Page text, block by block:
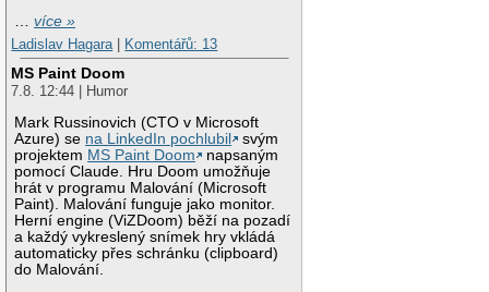
…více »
Ladislav Hagara| Komentářů: 13
MS Paint Doom
7.8. 12:44 | Humor
Mark Russinovich (CTO v Microsoft
Azure) se na LinkedIn pochlubil
svým
projektem MS Paint Doom
napsaným
pomocí Claude. Hru Doom umožňuje
hrát v programu Malování (Microsoft
Paint). Malování funguje jako monitor.
Herní engine (ViZDoom) běží na pozadí
a každý vykreslený snímek hry vkládá
automaticky přes schránku (clipboard)
do Malování.